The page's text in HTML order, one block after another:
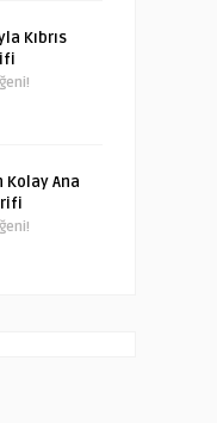
Kıbrıs
Kolay Ana